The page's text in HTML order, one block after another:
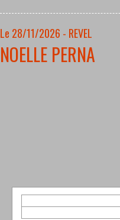
Le 28/11/2026 - REVEL
NOELLE PERNA